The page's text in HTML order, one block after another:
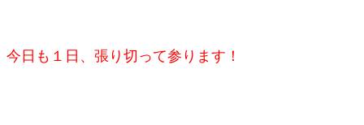
今日も１日、 張り切って参ります！